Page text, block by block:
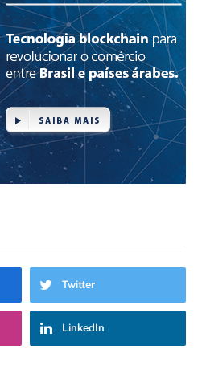
Twitter
LinkedIn